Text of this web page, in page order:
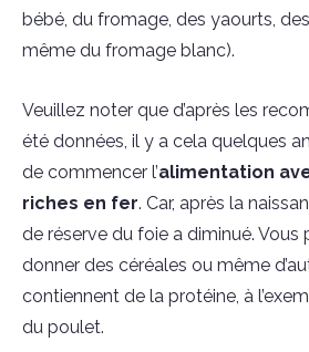
bébé, du fromage, des yaourts,
même du fromage blanc).
Veuillez noter que d’après les
été données, il y a cela quelques
de commencer l’alimentation
riches en fer. Car, après la
de réserve du foie a diminué. Vous
donner des céréales ou même
contiennent de la protéine, à
du poulet.